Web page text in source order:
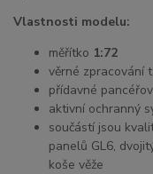
Vlastnosti modelu:
měřítko 1:72
věrné zpracování
přídavné
aktivní ochranný
součástí jsou
panelů GL6,
koše věže